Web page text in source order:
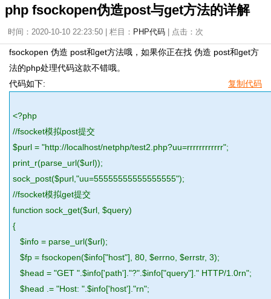
php fsockopen伪造post与get方法的详解
时间：2020-10-10 22:23:50 | 栏目： PHP代码 | 点击： 次
fsockopen 伪造 post和get方法哦，如果你正在找 伪造 post和get方
法的php处理代码这款不错哦。
复制代码
代码如下:
<?php
//fsocket模拟post提交
$purl = "http://localhost/netphp/test2.php?uu=rrrrrrrrrrrr";
print_r(parse_url($url));
sock_post($purl,"uu=55555555555555555");
//fsocket模拟get提交
function sock_get($url, $query)
{
$info = parse_url($url);
$fp = fsockopen($info["host"], 80, $errno, $errstr, 3);
$head = "GET ".$info['path']."?".$info["query"]." HTTP/1.0rn";
$head .= "Host: ".$info['host']."rn";